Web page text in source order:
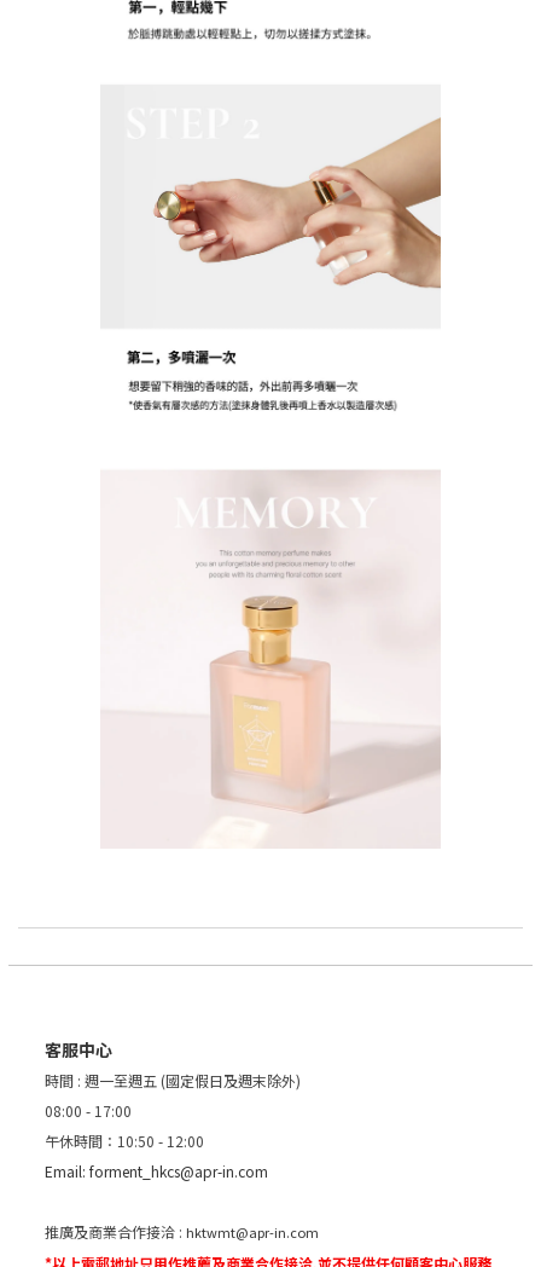
客服中心
時間 : 週一至週五 (國定假日及週末除外)
08:00 - 17:00
午休時間：10:50 - 12:00
Email: forment_hkcs@apr-in.com
推廣及商業合作接洽 : hktwmt@apr-in.com
*以上電郵地址只用作推薦及商業合作接洽,並不提供任何顧客中心服務